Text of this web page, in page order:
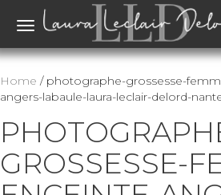
Toggle
Home / photographe-grossesse-
angers-labaule-laura-leclair-delord-
GROSSESSE-